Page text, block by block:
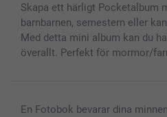
MyNameBook
Fotoalmanackor & Fotoagenda
Fotoramar & Tillbehör
Villkor och garantier
Investor Relations
Priser & betalning
Status på beställningar
Skapa ett härligt Pocketalbum
barnbarnen, semestern eller
Med detta mini album kan du
överallt. Perfekt för mormor/
En Fotobok bevarar dina